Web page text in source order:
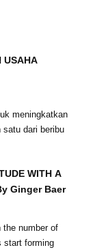
USAHA
meningkatkan
satu dari beribu
WITH A
Ginger Baer
the number of
start forming